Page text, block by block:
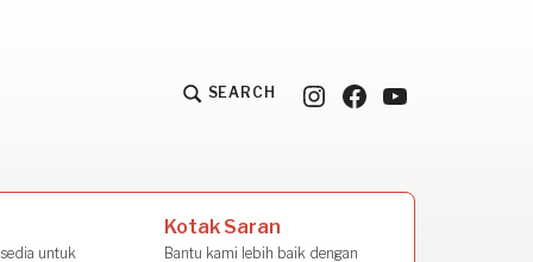
SEARCH Instagram
FacebookYouTube
untuk
Kotak Saran
Bantu kami lebih baik dengan